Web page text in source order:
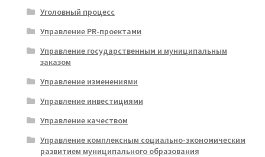
Уголовный процесс
Управление PR-проектами
Управление государственным и муниципальным
заказом
Управление изменениями
Управление инвестициями
Управление качеством
Управление комплексным социально-экономическим
развитием муниципального образования